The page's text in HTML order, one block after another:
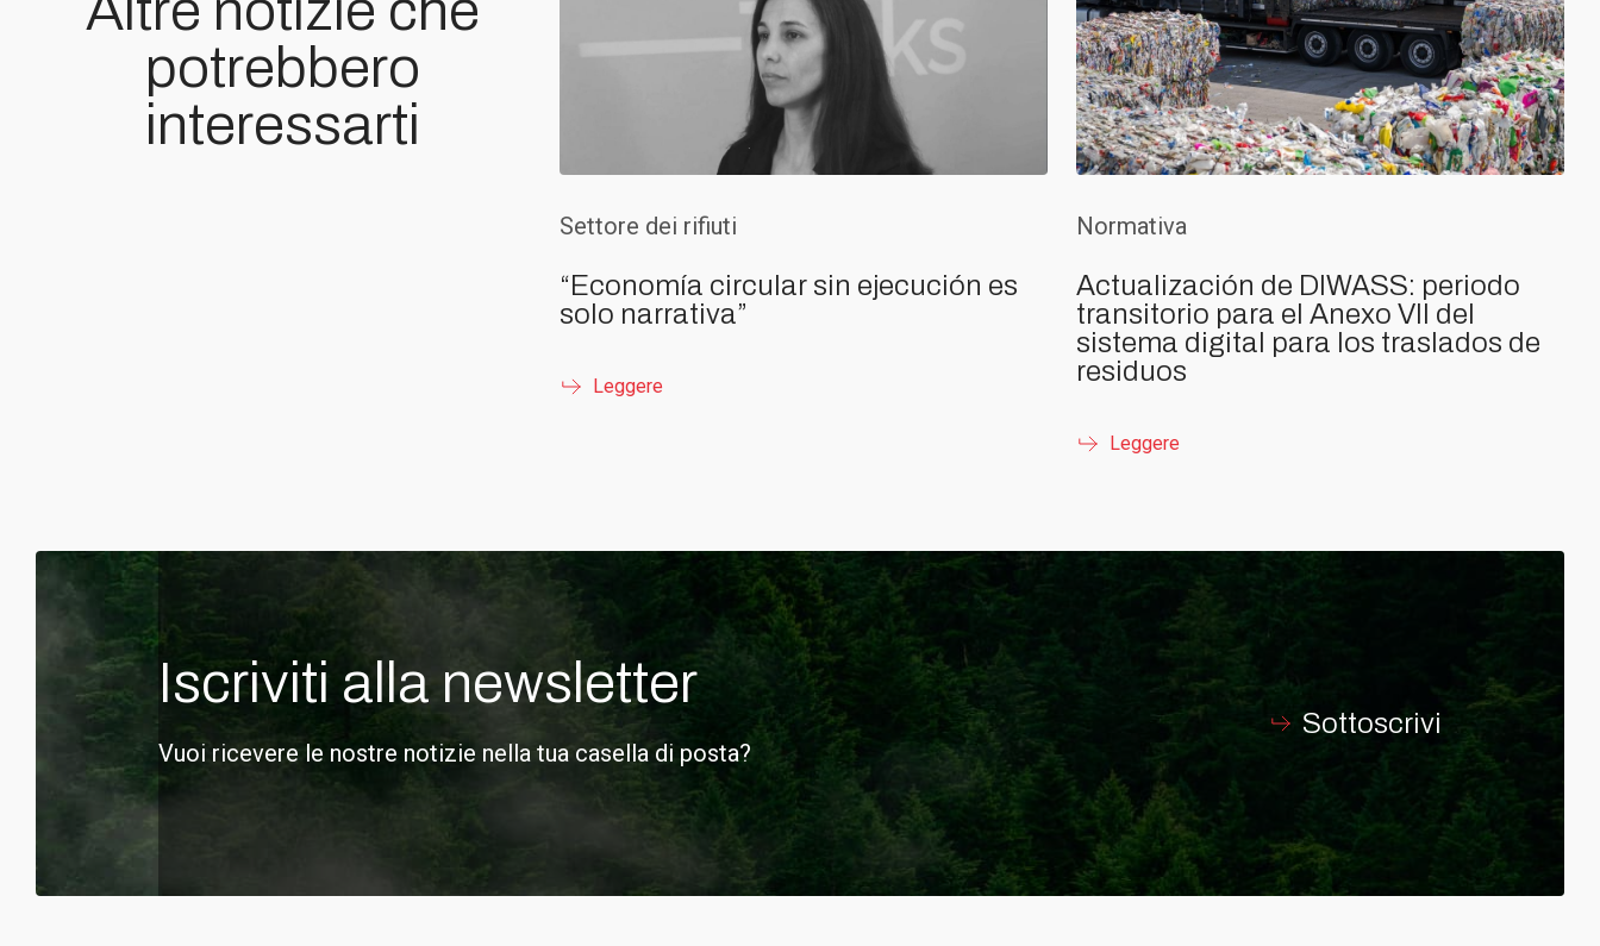
potrebbero
interessarti
Settore dei rifiuti
“Economía circular sin ejecución es
solo narrativa”
Leggere
Normativa
Actualización de DIWASS: periodo
transitorio para el Anexo VII del
sistema digital para los traslados de
residuos
Leggere
Iscriviti alla newsletter
Vuoi ricevere le nostre notizie nella tua casella di posta?
Sottoscrivi